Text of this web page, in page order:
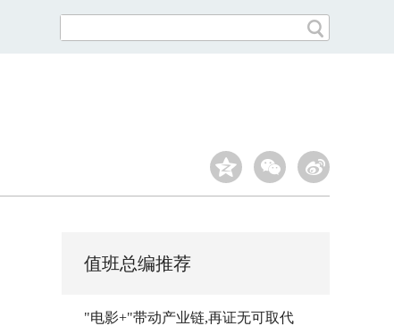
值班总编推荐
"电影+"带动产业链,再证无可取代